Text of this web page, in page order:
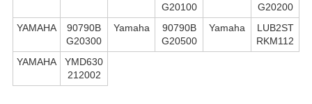
G20100
G20200
YAMAHA
90790B
G20300
Yamaha
90790B
G20500
Yamaha
LUB2ST
RKM112
YAMAHA
YMD630
212002